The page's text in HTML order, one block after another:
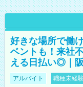
好きな場所で働
ベントも！来社
える日払い◎｜阪
アルバイト 職種未経